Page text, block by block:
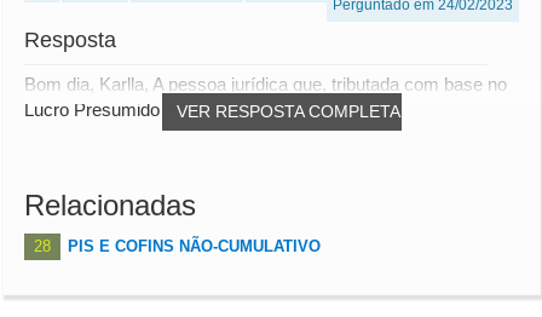
Perguntado em 24/02/2023
Resposta
VER RESPOSTA COMPLETA
Bom dia, Karlla, A pessoa jurídica que, tributada com base no
Lucro Presumido ou optante pelo Simp...
Relacionadas
28 PIS E COFINS NÃO-CUMULATIVO